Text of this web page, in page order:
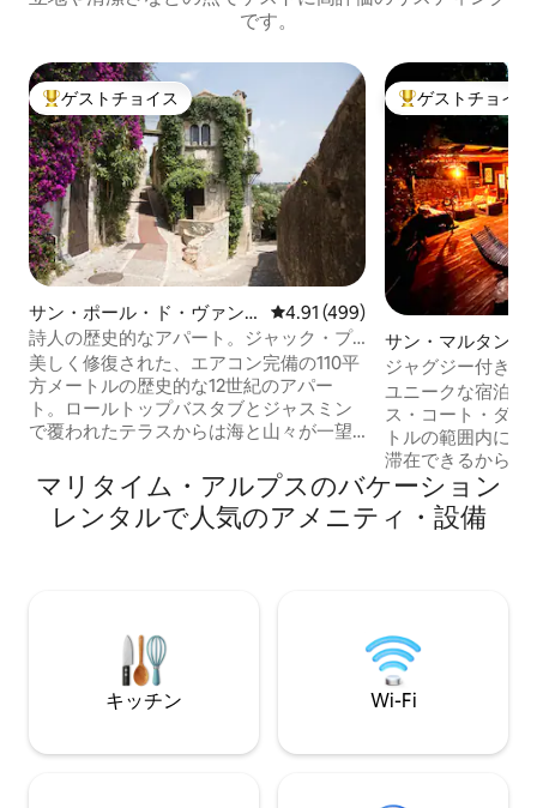
です。
大好評のゲストチョイスです。
ゲストチョイス
サン・ポール・ド・ヴァン
スのマンション・アパート
レビュー499件、5つ星中4.91つ
4.91 (499)
詩人の歴史的なアパート。ジャック・プ
レヴェールの家
美しく修復された、エアコン完備の110平
方メートルの歴史的な12世紀のアパー
ト。ロールトップバスタブとジャスミン
で覆われたテラスからは海と山々が一望
1940年代には伝説的なフランスの詩人、
作家、脚本家のジャック・プレヴェール
が所有し、居住していました。 Condé
れています。
大好評のゲスト
ゲストチョイス
サン・マルタン・
ァールの離れ
ジャグジー付きロ
ユニークな宿泊施
ス・コート・ダジ
トルの範囲内に
滞在できるからで
が隣にある200㎡
背景に広がる自
えた素晴らしいロ
で、AOPオリー
リーブクリームを
ークです！！
マリタイム・アルプスのバケーション
レンタルで人気のアメニティ・設備
キッチン Wi-Fi